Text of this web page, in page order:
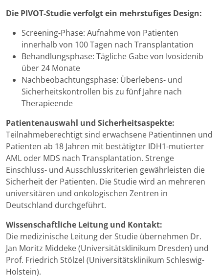
Die PIVOT-Studie verfolgt ein mehrstufiges Design:
Screening-Phase: Aufnahme von Patienten
innerhalb von 100 Tagen nach Transplantation
Behandlungsphase: Tägliche Gabe von Ivosidenib
über 24 Monate
Nachbeobachtungsphase: Überlebens- und
Sicherheitskontrollen bis zu fünf Jahre nach
Therapieende
Patientenauswahl und Sicherheitsaspekte:
Teilnahmeberechtigt sind erwachsene Patientinnen und
Patienten ab 18 Jahren mit bestätigter IDH1-mutierter
AML oder MDS nach Transplantation. Strenge
Einschluss- und Ausschlusskriterien gewährleisten die
Sicherheit der Patienten. Die Studie wird an mehreren
universitären und onkologischen Zentren in
Deutschland durchgeführt.
Wissenschaftliche Leitung und Kontakt:
Die medizinische Leitung der Studie übernehmen Dr.
Jan Moritz Middeke (Universitätsklinikum Dresden) und
Prof. Friedrich Stölzel (Universitätsklinikum Schleswig-
Holstein).